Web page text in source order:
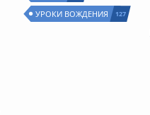
УРОКИ ВОЖДЕНИЯ 127